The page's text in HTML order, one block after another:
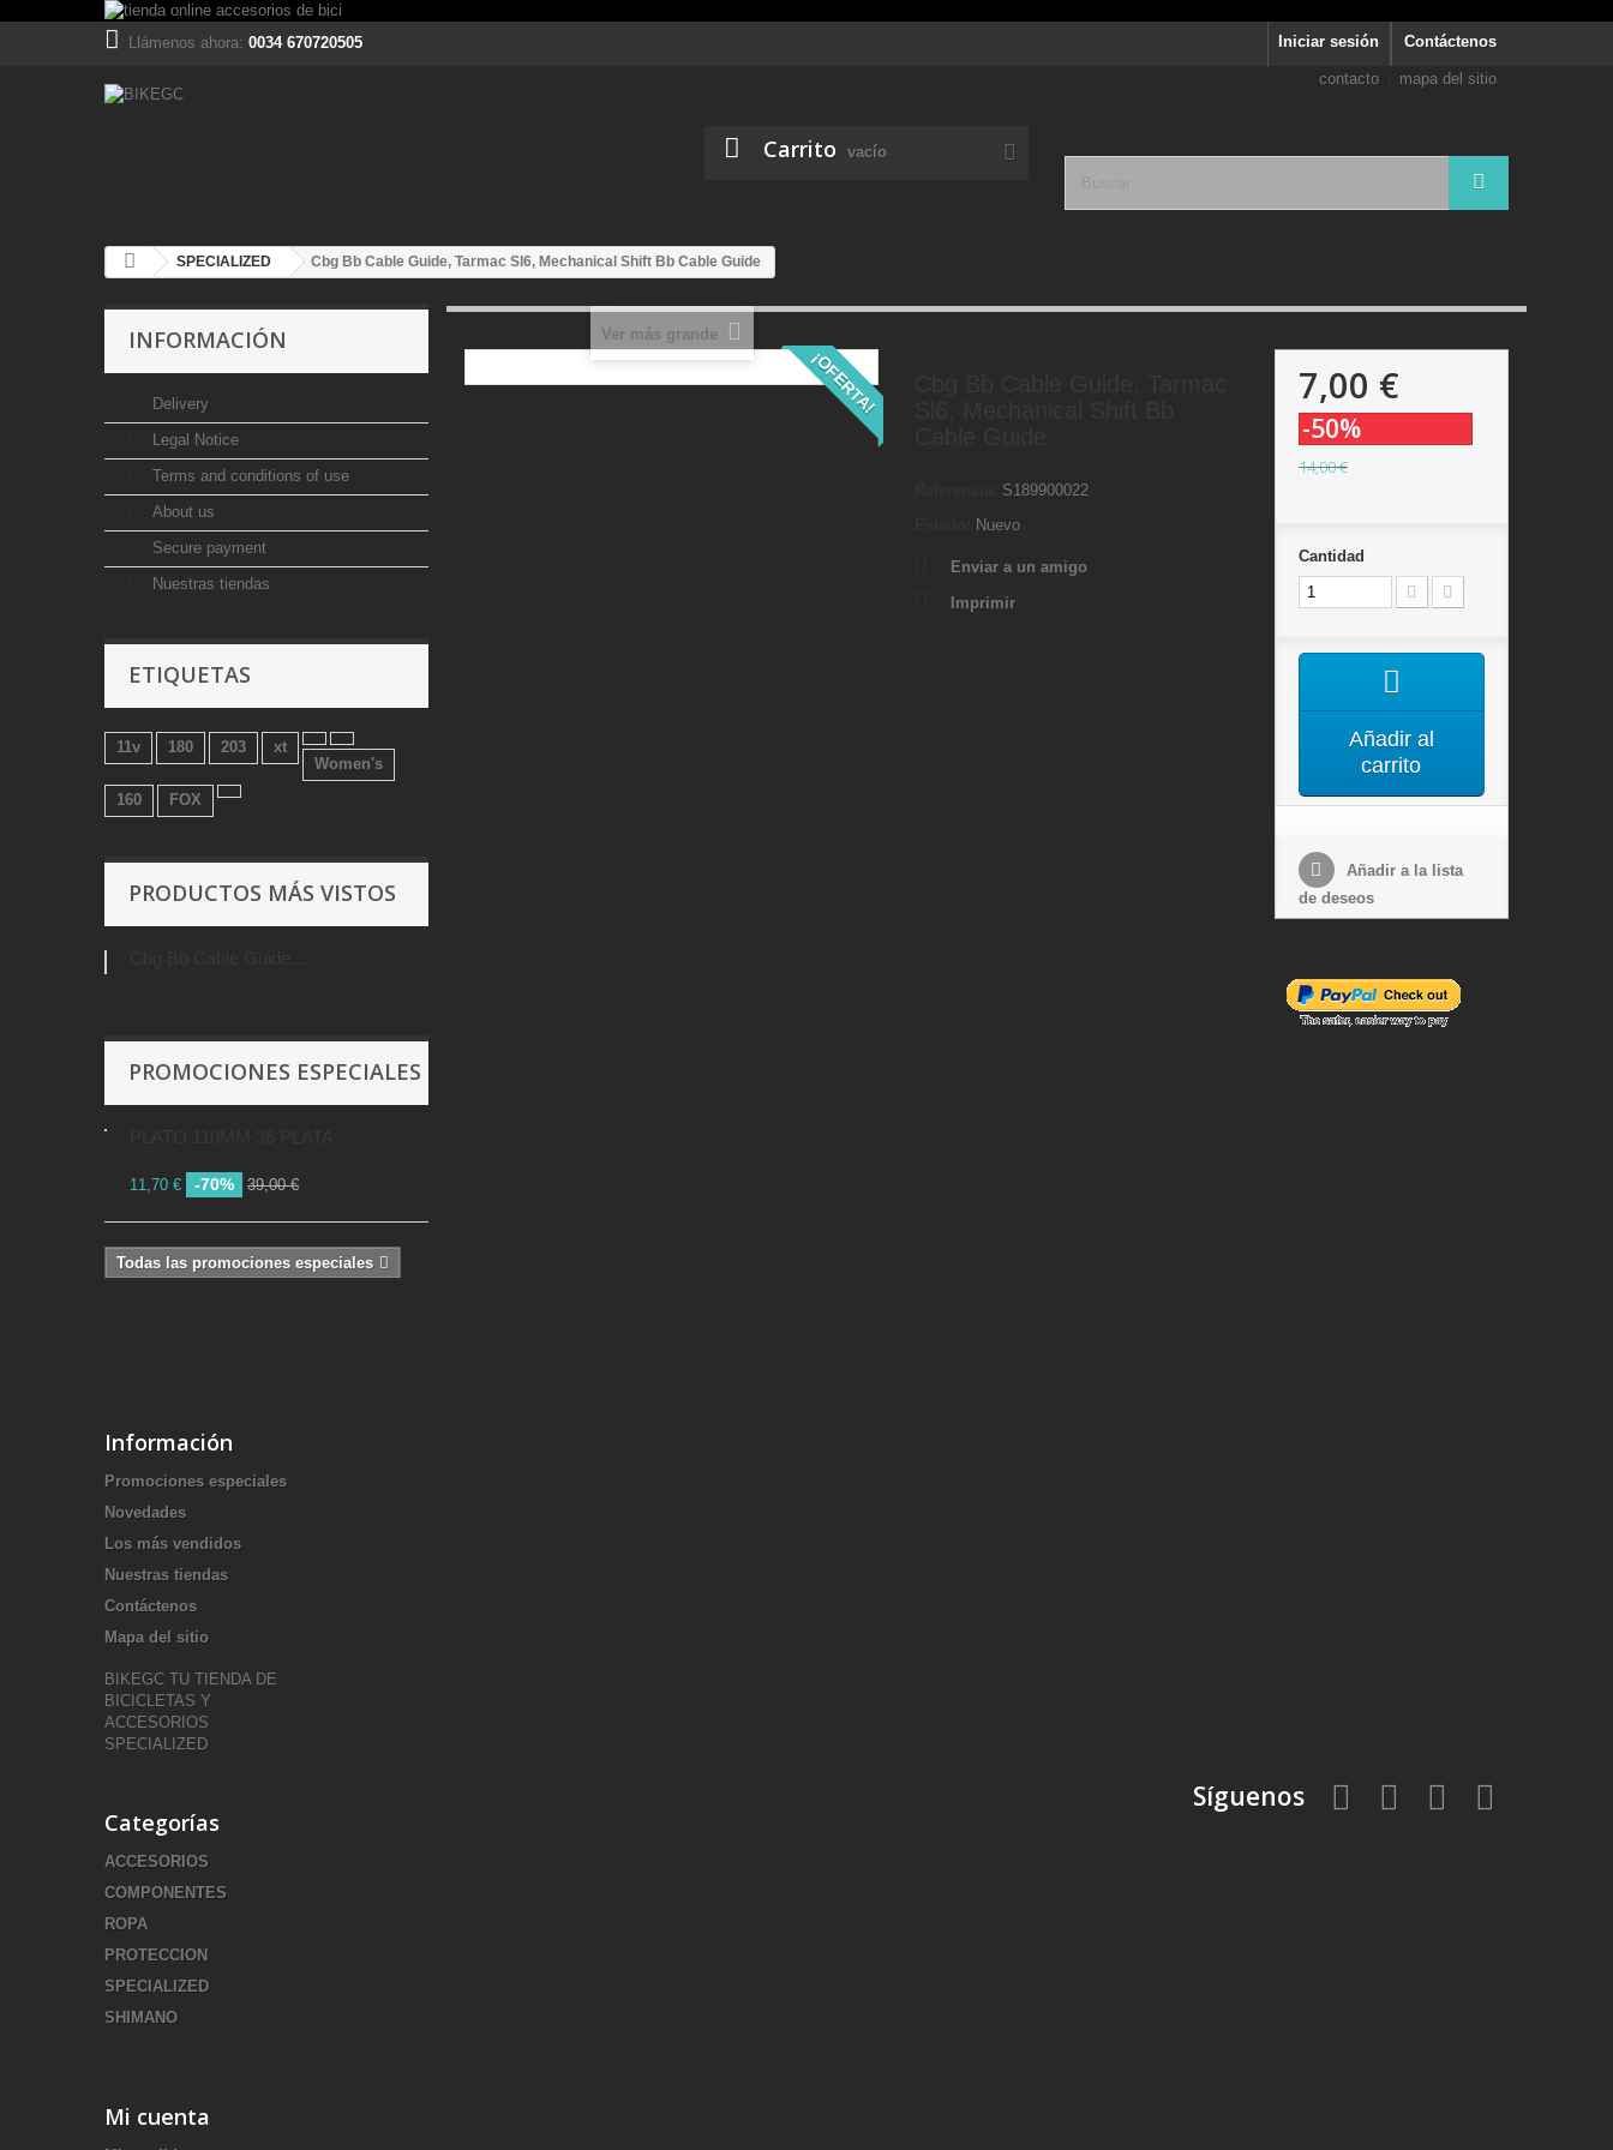
Contáctenos
Llámenos ahora: 0034 670720505 Iniciar sesión
Carrito vacío
contacto mapa del sitio
SPECIALIZED Cbg Bb Cable Guide, Tarmac Sl6, Mechanical Shift Bb Cable Guide
INFORMACIÓN
Delivery
Legal Notice
Terms and conditions of use
About us
Secure payment
Nuestras tiendas
ETIQUETAS
11v 180 203
xt
Women's
160
FOX
PRODUCTOS MÁS VISTOS
PROMOCIONES ESPECIALES
11,70 € -70% 39,00 €
Todas las promociones especiales
¡OFERTA!
Ver más grande
S189900022
Nuevo
Enviar a un amigo
Imprimir
7,00 €
-50%
14,00 €
Cantidad
Añadir al
carrito
Añadir a la lista
de deseos
Información
Promociones especiales
Novedades
Los más vendidos
Nuestras tiendas
Contáctenos
Mapa del sitio
BIKEGC TU TIENDA DE
BICICLETAS Y
ACCESORIOS
SPECIALIZED
Categorías
ACCESORIOS
COMPONENTES
ROPA
PROTECCION
SPECIALIZED
SHIMANO
Síguenos
Mi cuenta